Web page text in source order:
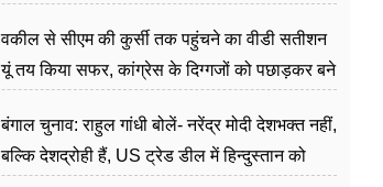
वकील से सीएम की कुर्सी तक पहुंचने का वीडी सतीशन
यूं तय किया सफर, कांग्रेस के दिग्गजों को पछाड़कर बने
बंगाल चुनाव: राहुल गांधी बोलें- नरेंद्र मोदी देशभक्त नहीं,
बल्कि देशद्रोही हैं, US ट्रेड डील में हिन्दुस्तान को